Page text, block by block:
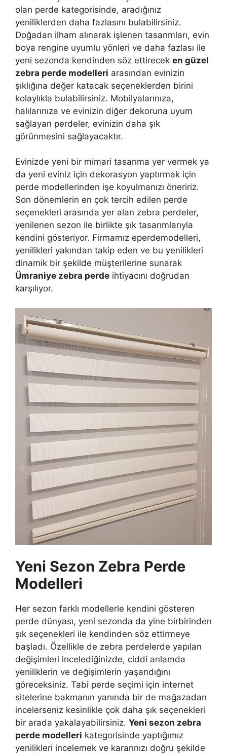
olan perde kategorisinde, aradığınız
yeniliklerden daha fazlasını bulabilirsiniz.
Doğadan ilham alınarak işlenen tasarımları, evin
boya rengine uyumlu yönleri ve daha fazlası ile
yeni sezonda kendinden söz ettirecek en güzel
zebra perde modelleri arasından evinizin
şıklığına değer katacak seçeneklerden birini
kolaylıkla bulabilirsiniz. Mobilyalarınıza,
halılarınıza ve evinizin diğer dekoruna uyum
sağlayan perdeler, evinizin daha şık
görünmesini sağlayacaktır.
Evinizde yeni bir mimari tasarıma yer vermek ya
da yeni eviniz için dekorasyon yaptırmak için
perde modellerinden işe koyulmanızı öneririz.
Son dönemlerin en çok tercih edilen perde
seçenekleri arasında yer alan zebra perdeler,
yenilenen sezon ile birlikte şık tasarımlarıyla
kendini gösteriyor. Firmamız eperdemodelleri,
yenilikleri yakından takip eden ve bu yenilikleri
dinamik bir şekilde müşterilerine sunarak
Ümraniye zebra perde ihtiyacını doğrudan
karşılıyor.
Yeni Sezon Zebra Perde
Modelleri
Her sezon farklı modellerle kendini gösteren
perde dünyası, yeni sezonda da yine birbirinden
şık seçenekleri ile kendinden söz ettirmeye
başladı. Özellikle de zebra perdelerde yapılan
değişimleri incelediğinizde, ciddi anlamda
yeniliklerin ve değişimlerin yaşandığını
göreceksiniz. Tabi perde seçimi için internet
sitelerine bakmanın yanında bir de mağazadan
incelerseniz kesinlikle çok daha şık seçenekleri
bir arada yakalayabilirsiniz. Yeni sezon zebra
perde modelleri kategorisinde yaptığımız
yenilikleri incelemek ve kararınızı doğru şekilde